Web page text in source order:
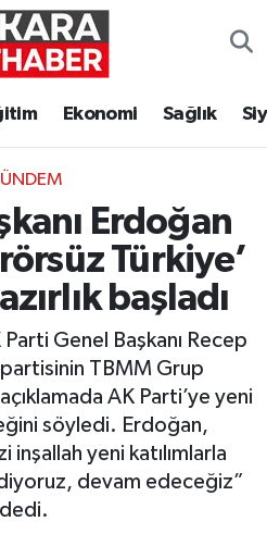
Ekonomi Sağlık
Erdoğan
Türkiye’
başladı
Genel Başkanı Recep
TBMM Grup
AK Parti’ye yeni
söyledi. Erdoğan,
inşallah yeni katılımlarla
devam edeceğiz”
dedi.